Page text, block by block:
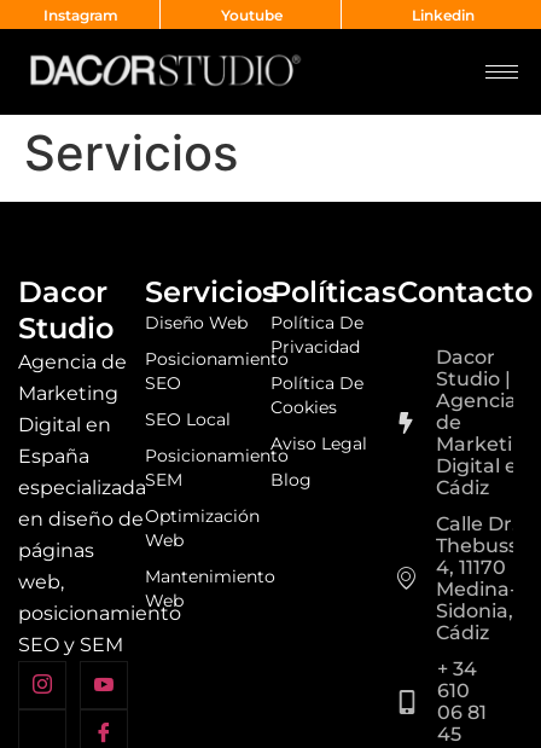
Instagram Youtube Linkedin
Servicios
Dacor
Studio
Agencia de
Marketing
Digital en
España
especializada
en diseño de
páginas
web,
posicionamiento
SEO y SEM
Servicios
Diseño Web
Posicionamiento
SEO
SEO Local
Posicionamiento
SEM
Optimización
Web
Mantenimiento
Web
Políticas
Política De
Privacidad
Política De
Cookies
Aviso Legal
Blog
Contacto
Dacor
Studio |
Agencia
de
Marketing
Digital en
Cádiz
Calle Dr.
4, 11170
Medina-
Sidonia,
Cádiz
+ 34
610
06 81
45